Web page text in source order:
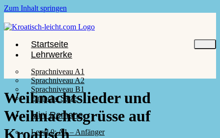
Zum Inhalt springen
Startseite
Lehrwerke
Sprachniveau A1
Sprachniveau A2
Sprachniveau B1
Einfache Sätze
Mini Romane
Level 0: A1 – Anfänger
Weihnachtslieder und
Weihnachtsgrüsse auf
Kroatisch